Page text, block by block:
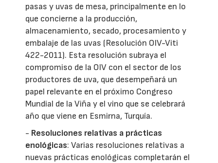
pasas y uvas de mesa, principalmente en lo
que concierne a la producción,
almacenamiento, secado, procesamiento y
embalaje de las uvas (Resolución OIV-Viti
422-2011). Esta resolución subraya el
compromiso de la OIV con el sector de los
productores de uva, que desempeñará un
papel relevante en el próximo Congreso
Mundial de la Viña y el vino que se celebrará
año que viene en Esmirna, Turquía.
- Resoluciones relativas a prácticas
enológicas: Varias resoluciones relativas a
nuevas prácticas enológicas completarán el